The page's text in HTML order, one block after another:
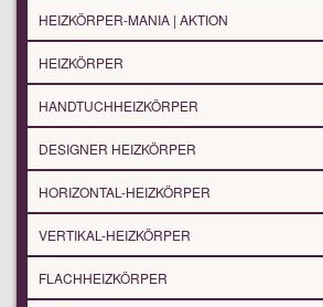
HEIZKÖRPER-MANIA | AKTION
HEIZKÖRPER
HANDTUCHHEIZKÖRPER
DESIGNER HEIZKÖRPER
HORIZONTAL-HEIZKÖRPER
VERTIKAL-HEIZKÖRPER
FLACHHEIZKÖRPER